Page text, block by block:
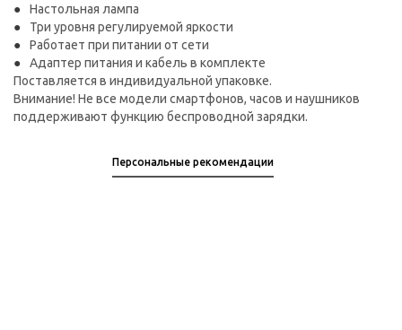
Настольная лампа
Три уровня регулируемой яркости
Работает при питании от сети
Адаптер питания и кабель в комплекте
Поставляется в индивидуальной упаковке.
Внимание! Не все модели смартфонов, часов и наушников
поддерживают функцию беспроводной зарядки.
Персональные рекомендации